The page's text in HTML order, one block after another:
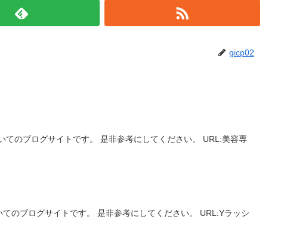
gicp02
のブログサイトです。 是非参考にしてください。 URL:美容専
のブログサイトです。 是非参考にしてください。 URL:Yラッシ